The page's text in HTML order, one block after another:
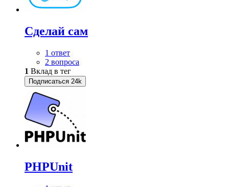
Сделай сам
1 ответ
2 вопроса
1 Вклад в тег
Подписаться 24k
PHPUnit